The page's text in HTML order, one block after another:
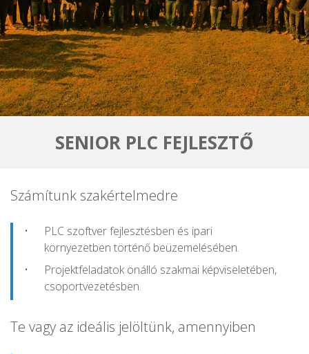
REFERENCIÁK
KARRIER
PÁLYÁZATOK
SENIOR PLC FEJLESZTŐ
Számítunk szakértelmedre
PLC szoftver fejlesztésben és ipari
környezetben történő beüzemelésében.
Projektfeladatok önálló szakmai képviseletében,
csoportvezetésben.
Te vagy az ideális jelöltünk, amennyiben